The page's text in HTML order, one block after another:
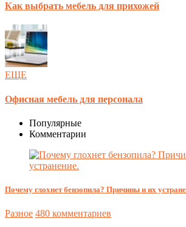
Как выбрать мебель для прихожей
ЕЩЕ
Офисная мебель для персонала
Популярные
Комментарии
Почему глохнет бензопила? Причины и их
Разное 480 комментариев